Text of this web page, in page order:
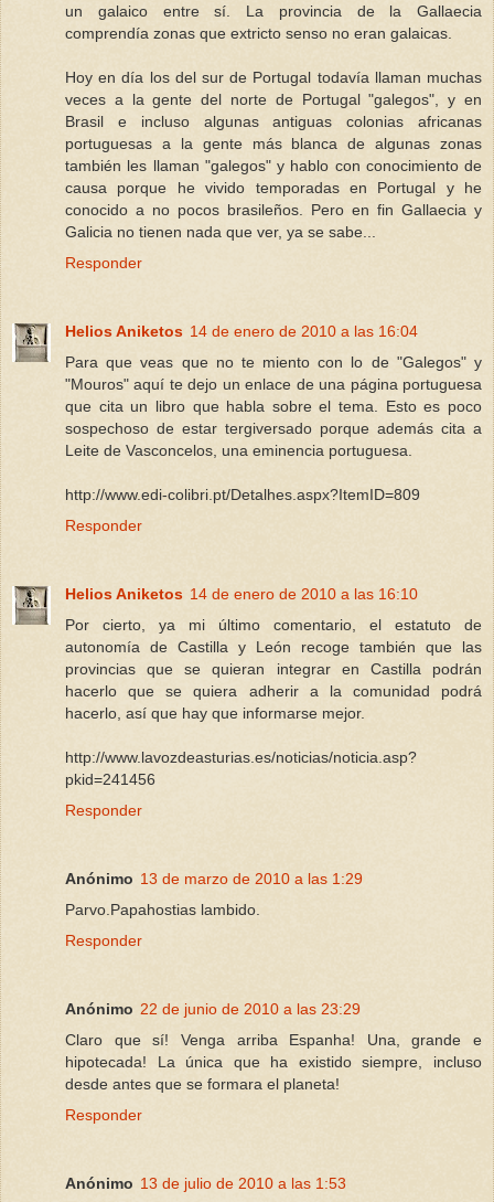
un galaico entre sí. La provincia de la Gallaecia
comprendía zonas que extricto senso no eran galaicas.
Hoy en día los del sur de Portugal todavía llaman muchas
veces a la gente del norte de Portugal "galegos", y en
Brasil e incluso algunas antiguas colonias africanas
portuguesas a la gente más blanca de algunas zonas
también les llaman "galegos" y hablo con conocimiento de
causa porque he vivido temporadas en Portugal y he
conocido a no pocos brasileños. Pero en fin Gallaecia y
Galicia no tienen nada que ver, ya se sabe...
Responder
Helios Aniketos 14 de enero de 2010 a las 16:04
Para que veas que no te miento con lo de "Galegos" y
"Mouros" aquí te dejo un enlace de una página portuguesa
que cita un libro que habla sobre el tema. Esto es poco
sospechoso de estar tergiversado porque además cita a
Leite de Vasconcelos, una eminencia portuguesa.
http://www.edi-colibri.pt/Detalhes.aspx?ItemID=809
Responder
Helios Aniketos 14 de enero de 2010 a las 16:10
Por cierto, ya mi último comentario, el estatuto de
autonomía de Castilla y León recoge también que las
provincias que se quieran integrar en Castilla podrán
hacerlo que se quiera adherir a la comunidad podrá
hacerlo, así que hay que informarse mejor.
http://www.lavozdeasturias.es/noticias/noticia.asp?
pkid=241456
Responder
Anónimo 13 de marzo de 2010 a las 1:29
Parvo.Papahostias lambido.
Responder
Anónimo 22 de junio de 2010 a las 23:29
Claro que sí! Venga arriba Espanha! Una, grande e
hipotecada! La única que ha existido siempre, incluso
desde antes que se formara el planeta!
Responder
Anónimo 13 de julio de 2010 a las 1:53